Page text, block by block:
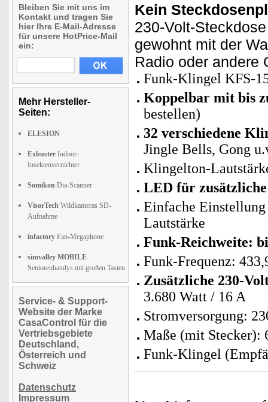
Bleiben Sie mit uns im
Kontakt und tragen Sie
hier Ihre E-Mail-Adresse
für unsere HotPrice-Mail
ein:
Mehr Hersteller-
Seiten:
ELESION
Exbuster Indoor-
Insektenvernichter
Somikon Dia-Scanner
VisorTech Wildkameras SD-
Aufnahme
infactory Fan-Megaphone
simvalley MOBILE
Seniorenhandys mit großen Tasten
Service- & Support-
Website der Marke
CasaControl für die
Vertriebsgebiete
Deutschland,
Österreich und
Schweiz
Datenschutz
Impressum
Kein
230-Volt-
gewohnt mit der
Radio oder andere
Funk-Klingel KFS-
Koppelbar mit bis
bestellen)
32 verschiedene
Jingle Bells, Gong
Klingelton-
LED für
Einfache
Lautstärke
Funk-Reichweite:
Funk-Frequenz:
Zusätzliche 230-
3.680 Watt / 16 A
Stromversorgung:
Maße (mit Stecker):
Funk-Klingel